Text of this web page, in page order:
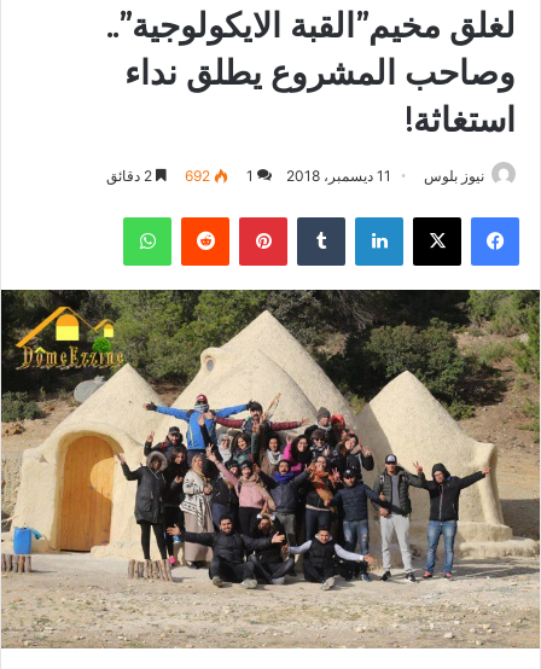
لغلق مخيم”القبة الايكولوجية”..
وصاحب المشروع يطلق نداء
استغاثة!
نيوز بلوس 11 ديسمبر، 2018 1
692
فيسبوك X لينكدإن بينتيريست واتساب